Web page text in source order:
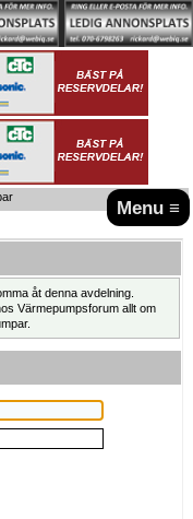
Menu ≡
åt denna avdelning.
Värmepumpsforum allt om